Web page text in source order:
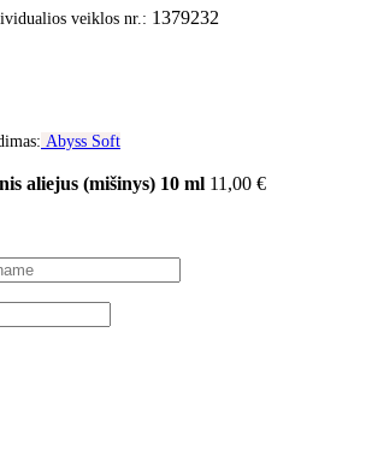
veiklos nr.: 1379232
Abyss Soft
aliejus (mišinys) 10 ml 11,00 €